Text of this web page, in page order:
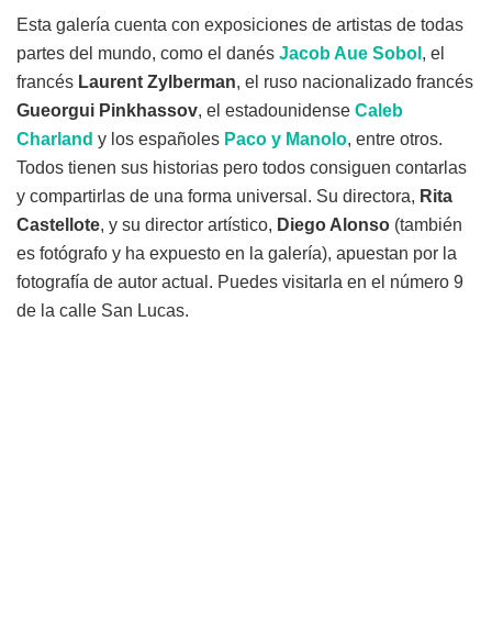
Esta galería cuenta con exposiciones de artistas de todas
partes del mundo, como el danés Jacob Aue Sobol , el
francés Laurent Zylberman, el ruso nacionalizado francés
Gueorgui Pinkhassov, el estadounidense Caleb
Charland y los españoles Paco y Manolo, entre otros.
Todos tienen sus historias pero todos consiguen contarlas
y compartirlas de una forma universal. Su directora, Rita
Castellote, y su director artístico, Diego Alonso (también
es fotógrafo y ha expuesto en la galería), apuestan por la
fotografía de autor actual. Puedes visitarla en el número 9
de la calle San Lucas.